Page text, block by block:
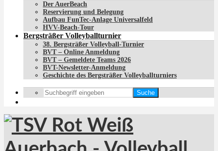
Der AuerBeach
Reservierung und Belegung
Aufbau FunTec-Anlage Universalfeld
HVV-Beach-Tour
Bergsträßer Volleyballturnier
38. Bergsträßer Volleyball-Turnier
BVT – Online Anmeldung
BVT – Gemeldete Teams 2026
BVT-Newsletter-Anmeldung
Geschichte des Bergsträßer Volleyballturniers
Suche